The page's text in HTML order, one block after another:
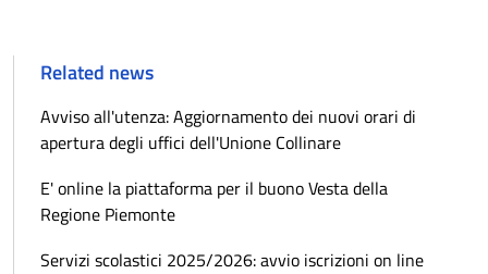
Related news
Avviso all'utenza: Aggiornamento dei nuovi orari di
apertura degli uffici dell'Unione Collinare
E' online la piattaforma per il buono Vesta della
Regione Piemonte
Servizi scolastici 2025/2026: avvio iscrizioni on line